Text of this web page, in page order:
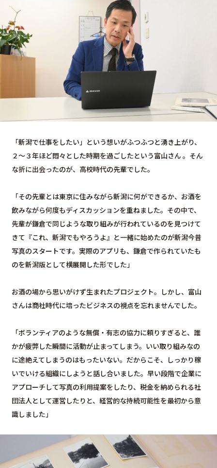
「新潟で仕事をしたい」という想いがふつふつと湧き上がり、
２〜３年ほど悶々とした時期を過ごしたという富山さん 。そん
な折に出会ったのが、高校時代の先輩でした。
「その先輩とは東京に住みながら新潟に何ができるか、お酒を
飲みながら何度もディスカッションを重ねました。その中で、
先輩が鎌倉で同じような取り組みが行われているのを見つけて
きて『これ、新潟でもやろうよ』と一緒に始めたのが新潟今昔
写真のスタートです。実際のアプリも、鎌倉で作られていたも
のを新潟版として横展開した形でした」
お酒の場から思いがけず生まれたプロジェクト。しかし、富山
さんは商社時代に培ったビジネスの視点を忘れませんでした。
「ボランティアのような無償・有志の協力に頼りすぎると、誰
かが疲弊した瞬間に活動が止まってしまう。いい取り組みなの
に途絶えてしまうのはもったいない。だからこそ、しっかり稼
いでいける組織にしようと話し合いました。早い段階で企業に
アプローチして写真の利用提案をしたり、税金を納められる社
団法人として運営したりと、経営的な持続可能性を最初から意
識しました」